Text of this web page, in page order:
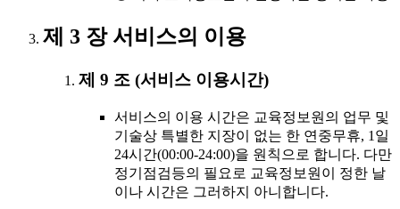
제 3 장 서비스의 이용
제 9 조 (서비스 이용시간)
서비스의 이용 시간은 교육정보원의 업무 및
기술상 특별한 지장이 없는 한 연중무휴, 1일
24시간(00:00-24:00)을 원칙으로 합니다. 다만
정기점검등의 필요로 교육정보원이 정한 날
이나 시간은 그러하지 아니합니다.